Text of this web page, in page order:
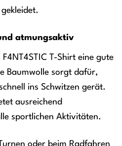
atmungsaktiv
T-Shirt eine gute
Baumwolle sorgt dafür,
ins Schwitzen gerät.
ausreichend
sportlichen Aktivitäten.
oder beim Radfahren